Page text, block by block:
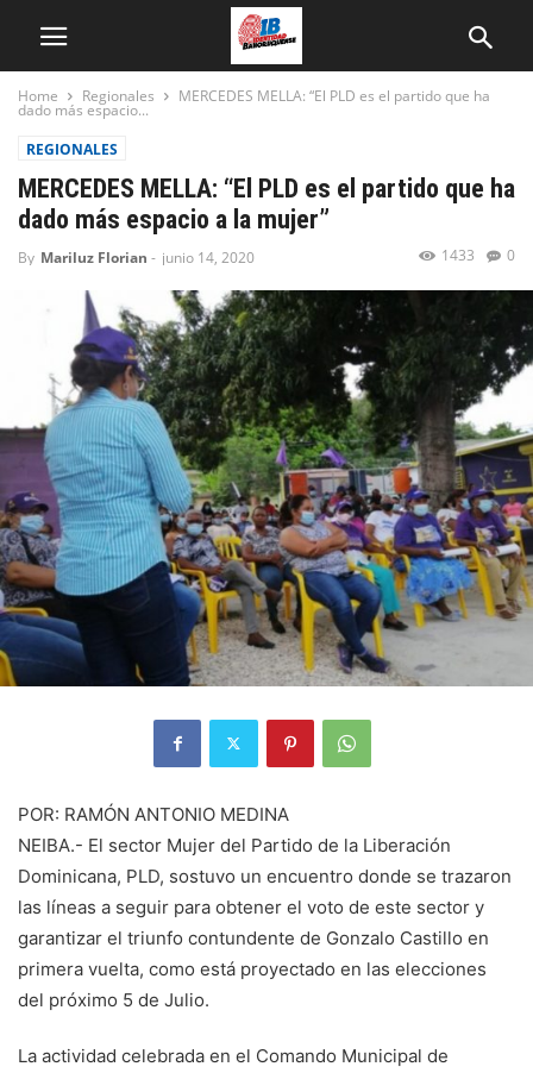
Home Regionales MERCEDES MELLA: “El PLD es el partido que ha
dado más espacio...
REGIONALES
MERCEDES MELLA: “El PLD es el partido que ha
dado más espacio a la mujer”
By Mariluz Florian - junio 14, 2020 0
1433
POR: RAMÓN ANTONIO MEDINA
NEIBA.- El sector Mujer del Partido de la Liberación
Dominicana, PLD, sostuvo un encuentro donde se trazaron
las líneas a seguir para obtener el voto de este sector y
garantizar el triunfo contundente de Gonzalo Castillo en
primera vuelta, como está proyectado en las elecciones
del próximo 5 de Julio.
La actividad celebrada en el Comando Municipal de